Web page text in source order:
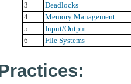
3
Deadlocks
4
Memory Management
5
Input/Output
6
File Systems